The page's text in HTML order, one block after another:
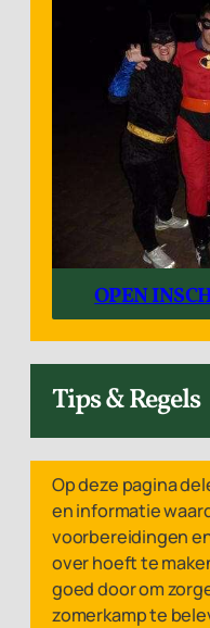
OPEN
Tips & Regels
Op deze pagina
en informatie
voorbereidingen
over hoeft te
goed door om
zomerkamp te